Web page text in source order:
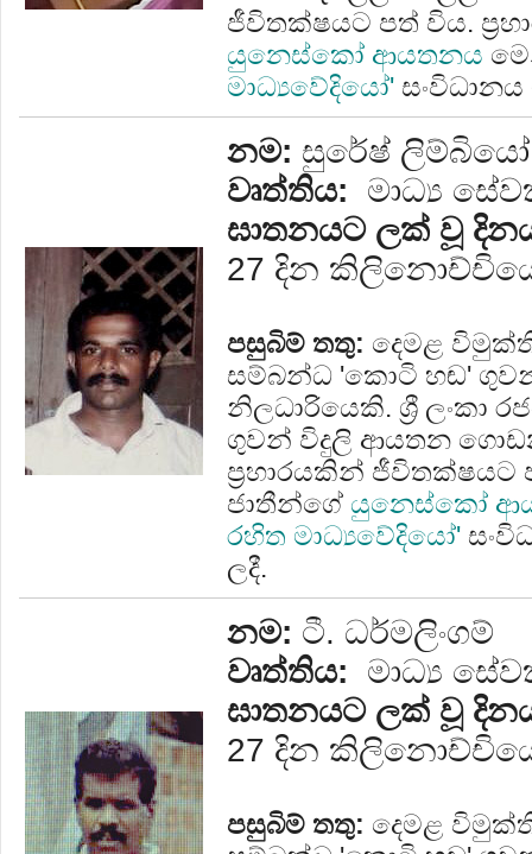
ජීවිතක්ෂයට පත් විය.
යුනෙස්කෝ ආයතනය
මාධ්‍යවේදියෝ'
නම: සුරේෂ්
වෘත්තිය: මාධ්‍ය
ඝාතනයට ලක් වූ
27 දින
පසුබිම් තතු: දෙමළ
සම්බන්ධ 'කොටි හඬ'
නිලධාරියෙකි. ශ්‍රී ලංකා
ගුවන් විදුලි ආයතන
ප්‍රහාරයකින් ජීවිතක්ෂයට
ජාතීන්ගේ යුනෙස්කෝ
රහිත මාධ්‍යවේදියෝ'
ලදී.
නම: ටී. ධර්මලිංගම්
වෘත්තිය: මාධ්‍ය
ඝාතනයට ලක් වූ
27 දින
පසුබිම් තතු: දෙමළ